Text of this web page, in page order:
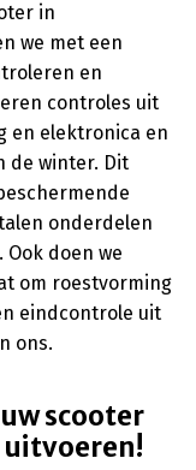
in
we met een
en
controles uit
en elektronica en
de winter. Dit
onderdelen
doen we
om roestvorming
eindcontrole uit
ons.
scooter
uitvoeren!